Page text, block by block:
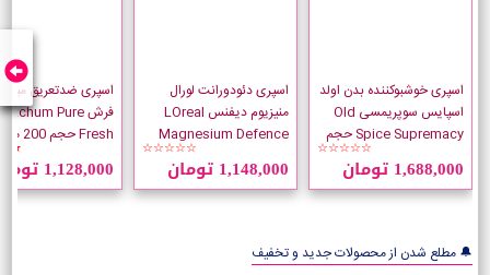
اسپری خوشبوکننده بدن اولد
اسپایس سوپریمسی Old
Spice Supremacy حجم
☆☆☆☆☆
1,688,000 تومان
اسپری دئودورانت لورال
منیزیوم دیفنس LOreal
Magnesium Defence
☆☆☆☆☆
1,148,000 تومان
اسپری ضدتعریق
فرش Mitchum Pure
Fresh حجم 200 میلی لیتر
1,128,000 تومان
🔔 مطلع شدن از محصولات جدید و تخفیف